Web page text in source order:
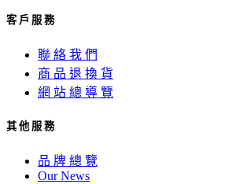
客 戶 服 務
聯 絡 我 們
商 品 退 換 貨
網 站 總 導 覽
其 他 服 務
品 牌 總 覽
Our News